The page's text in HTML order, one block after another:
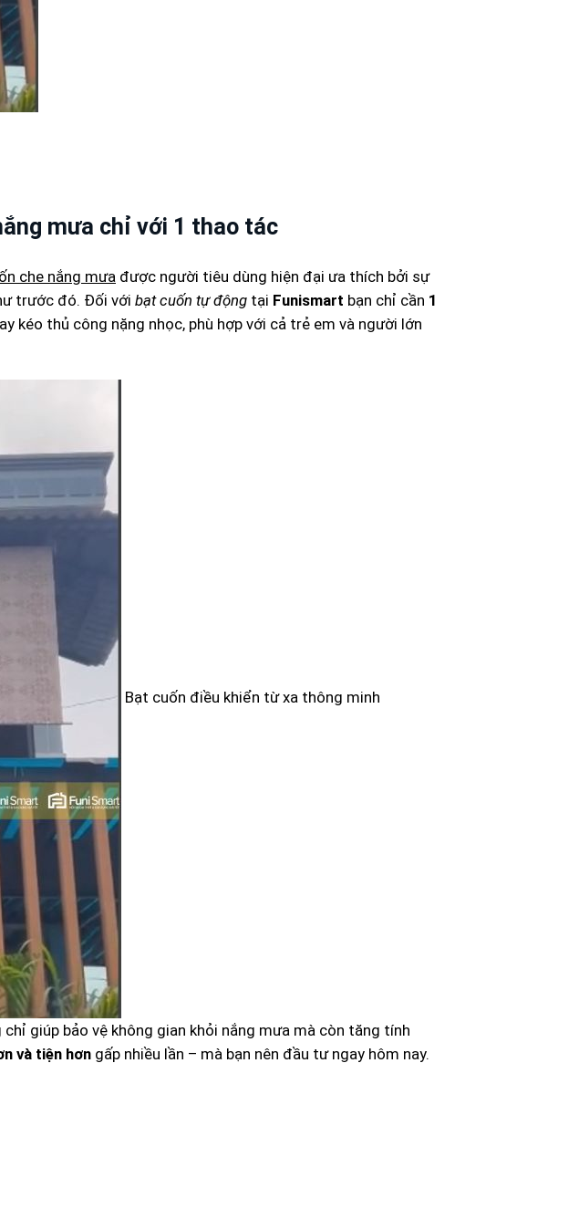
mưa chỉ với 1 thao tác
che nắng mưa được người tiêu dùng hiện đại ưa thích bởi sự
trước đó. Đối với bạt cuốn tự động tại Funismart bạn chỉ cần 1
kéo thủ công nặng nhọc, phù hợp với cả trẻ em và người lớn
Bạt cuốn điều khiển từ xa thông minh
chỉ giúp bảo vệ không gian khỏi nắng mưa mà còn tăng tính
và tiện hơn gấp nhiều lần – mà bạn nên đầu tư ngay hôm nay.